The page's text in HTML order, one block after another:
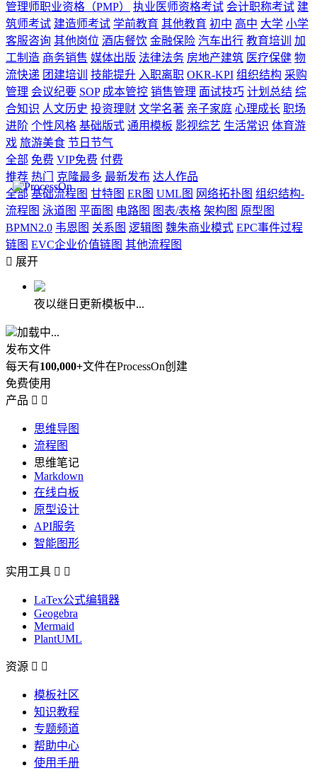
管理师职业资格（PMP）
执业医师资格考试 会计职称考试 建
筑师考试 建造师考试 学前教育 其他教育 初中 高中 大学 小学
客服咨询 其他岗位 酒店餐饮 金融保险 汽车出行 教育培训
加
工制造 商务销售 媒体出版 法律法务 房地产建筑 医疗保健 物
流快递 团建培训 技能提升 入职离职 OKR-KPI 组织结构 采购
管理 会议纪要 SOP 成本管控 销售管理 面试技巧 计划总结 综
合知识 人文历史 投资理财 文学名著 亲子家庭 心理成长 职场
进阶 个性风格 基础版式 通用模板 影视综艺 生活常识 体育游
戏 旅游美食 节日节气
全部 免费 VIP免费 付费
推荐 热门 克隆最多 最新发布 达人作品
全部 基础流程图 甘特图 ER图 UML图 网络拓扑图 组织结构-
流程图 泳道图 平面图 电路图 图表/表格 架构图 原型图
BPMN2.0 韦恩图 关系图 逻辑图 魏朱商业模式 EPC事件过程
链图 EVC企业价值链图 其他流程图
 展开
夜以继日更新模板中...
加载中...
发布文件
每天有100,000+文件在ProcessOn创建
免费使用
产品  
思维导图
流程图
思维笔记
Markdown
在线白板
原型设计
API服务
智能图形
实用工具  
LaTex公式编辑器
Geogebra
Mermaid
PlantUML
资源  
模板社区
知识教程
专题频道
帮助中心
使用手册